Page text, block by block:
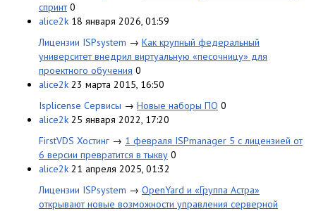
спринт 0
alice2k 18 января 2026, 01:59
Лицензии ISPsystem → Как крупный федеральный
университет внедрил виртуальную «песочницу» для
проектного обучения 0
alice2k 23 марта 2015, 16:50
Isplicense Сервисы → Новые наборы ПО 0
alice2k 25 января 2022, 17:20
FirstVDS Хостинг → 1 февраля ISPmanager 5 с лицензией от
6 версии превратится в тыкву 0
alice2k 21 апреля 2025, 01:32
Лицензии ISPsystem → OpenYard и «Группа Астра»
открывают новые возможности управления серверной